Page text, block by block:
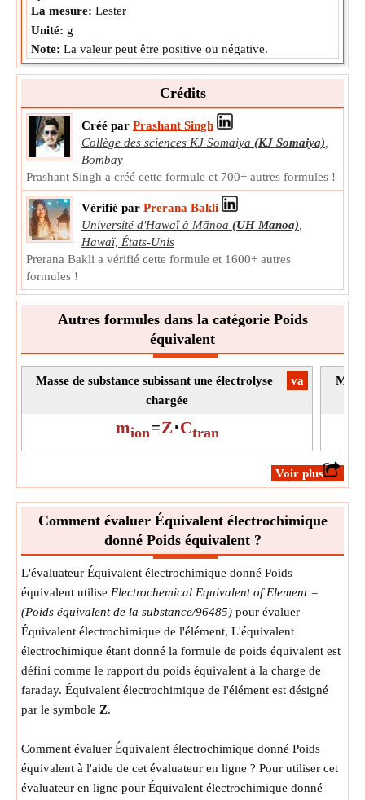
La mesure: Lester
Unité: g
Note: La valeur peut être positive ou négative.
Crédits
Créé par Prashant Singh
Collège des sciences KJ Somaiya (KJ Somaiya)
Bombay
Prashant Singh a créé cette formule et 700+ autres formules !
Vérifié par Prerana Bakli
Université d'Hawaï à Mānoa (UH Manoa)
Hawaï, États-Unis
Prerana Bakli a vérifié cette formule et 1600+ autres
formules !
Autres formules dans la catégorie Poids
équivalent
​va
Masse de substance subissant une électrolyse
chargée
mion=Z⋅Ctran
​Voir plus
Comment évaluer Équivalent électrochimique
donné Poids équivalent ?
L'évaluateur Équivalent électrochimique donné Poids
équivalent utilise Electrochemical Equivalent of Element =
(Poids équivalent de la substance/96485) pour évaluer
Équivalent électrochimique de l'élément, L'équivalent
électrochimique étant donné la formule de poids équivalent est
défini comme le rapport du poids équivalent à la charge de
faraday. Équivalent électrochimique de l'élément est désigné
par le symbole Z.
Comment évaluer Équivalent électrochimique donné Poids
équivalent à l'aide de cet évaluateur en ligne ? Pour utiliser cet
évaluateur en ligne pour Équivalent électrochimique donné